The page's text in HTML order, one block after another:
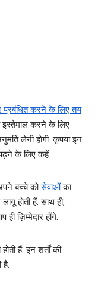
करने के लिए तय
करने के लिए
लेनी होगी. कृपया इन
पढ़ने के लिए कहें.
बच्चे कोसेवाओंका
होती हैं. साथ ही,
ज़िम्मेदार होंगे.
हैं. इन शर्तों की
है.